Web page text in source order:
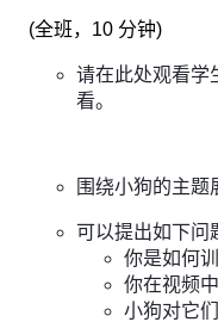
(全班，10 分钟)
请在此处观看学
看。
围绕小狗的主题
可以提出如下问
你是如何
你在视频
小狗对它